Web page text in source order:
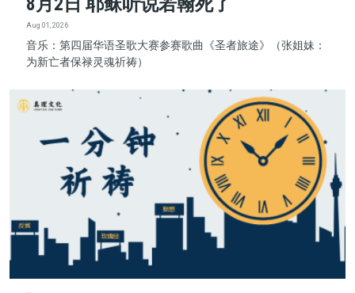
Aug 01, 2026
音乐：第四届华语圣歌大赛参赛歌曲《圣者旅途》（张姐妹：
为新亡者保禄灵魂祈祷）